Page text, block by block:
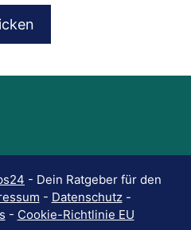
- Dein Ratgeber für den
- Datenschutz-
- Cookie-Richtlinie EU